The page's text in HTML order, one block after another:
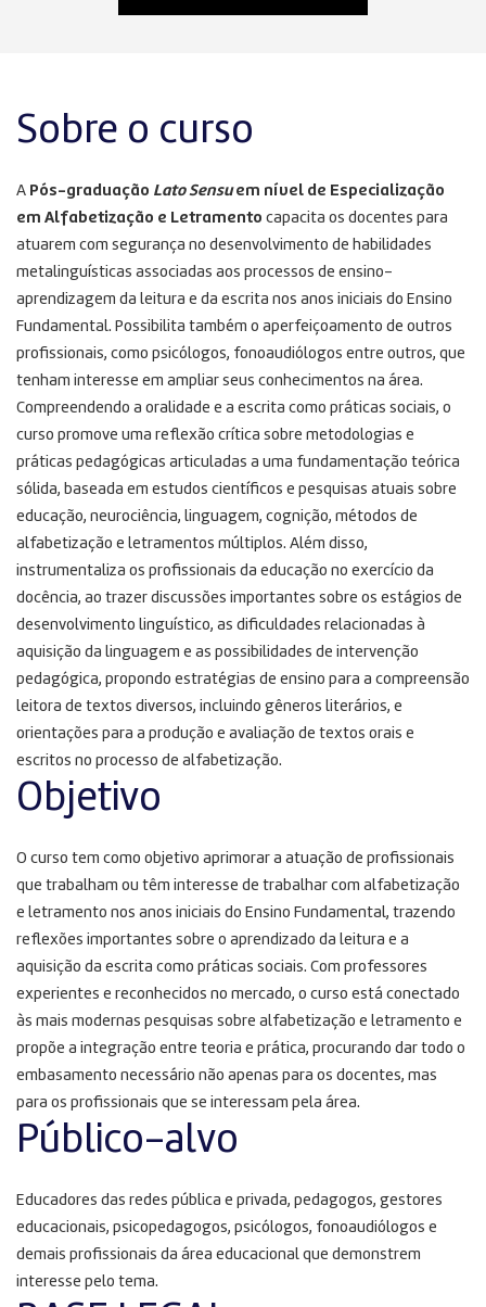
Sobre o curso
A Pós-graduação Lato Sensuem nível de Especialização
em Alfabetização e Letramento capacita os docentes para
atuarem com segurança no desenvolvimento de habilidades
metalinguísticas associadas aos processos de ensino-
aprendizagem da leitura e da escrita nos anos iniciais do Ensino
Fundamental. Possibilita também o aperfeiçoamento de outros
profissionais, como psicólogos, fonoaudiólogos entre outros, que
tenham interesse em ampliar seus conhecimentos na área.
Compreendendo a oralidade e a escrita como práticas sociais, o
curso promove uma reflexão crítica sobre metodologias e
práticas pedagógicas articuladas a uma fundamentação teórica
sólida, baseada em estudos científicos e pesquisas atuais sobre
educação, neurociência, linguagem, cognição, métodos de
alfabetização e letramentos múltiplos. Além disso,
instrumentaliza os profissionais da educação no exercício da
docência, ao trazer discussões importantes sobre os estágios de
desenvolvimento linguístico, as dificuldades relacionadas à
aquisição da linguagem e as possibilidades de intervenção
pedagógica, propondo estratégias de ensino para a compreensão
leitora de textos diversos, incluindo gêneros literários, e
orientações para a produção e avaliação de textos orais e
escritos no processo de alfabetização.
Objetivo
O curso tem como objetivo aprimorar a atuação de profissionais
que trabalham ou têm interesse de trabalhar com alfabetização
e letramento nos anos iniciais do Ensino Fundamental, trazendo
reflexões importantes sobre o aprendizado da leitura e a
aquisição da escrita como práticas sociais. Com professores
experientes e reconhecidos no mercado, o curso está conectado
às mais modernas pesquisas sobre alfabetização e letramento e
propõe a integração entre teoria e prática, procurando dar todo o
embasamento necessário não apenas para os docentes, mas
para os profissionais que se interessam pela área.
Público-alvo
Educadores das redes pública e privada, pedagogos, gestores
educacionais, psicopedagogos, psicólogos, fonoaudiólogos e
demais profissionais da área educacional que demonstrem
interesse pelo tema.